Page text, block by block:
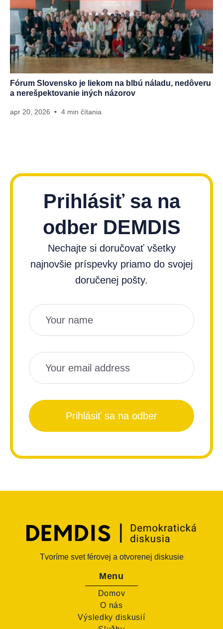
Fórum Slovensko je liekom na blbú náladu, nedôveru
a nerešpektovanie iných názorov
apr 20, 2026 4 min čítania
Prihlásiť sa na
odber DEMDIS
Nechajte si doručovať všetky
najnovšie príspevky priamo do svojej
doručenej pošty.
Názov
Email
Prihlásiť sa na odber
Tvoríme svet férovej a otvorenej diskusie
Menu
Domov
O nás
Výsledky diskusií